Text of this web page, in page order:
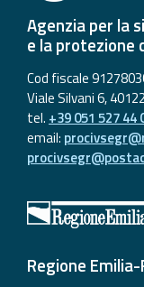
Agenzia per la
e la protezione
Cod fiscale
Viale Silvani 6,
tel. +39 051 527 44
email:
Regione